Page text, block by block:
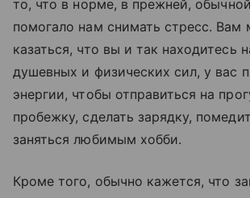
то, что в норме, в прежней,
помогало нам снимать стресс. Вам
казаться, что вы и так находитесь
душевных и физических сил, у вас
энергии, чтобы отправиться на
пробежку, сделать зарядку,
заняться любимым хобби.
Кроме того, обычно кажется, что